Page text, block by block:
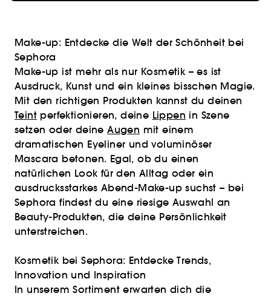
Make-up: Entdecke die Welt der Schönheit bei
Sephora
Make-up ist mehr als nur Kosmetik – es ist
Ausdruck, Kunst und ein kleines bisschen Magie.
Mit den richtigen Produkten kannst du deinen
Teint perfektionieren, deine Lippen in Szene
setzen oder deineAugen mit einem
dramatischen Eyeliner und voluminöser
Mascara betonen. Egal, ob du einen
natürlichen Look für den Alltag oder ein
ausdrucksstarkes Abend-Make-up suchst – bei
Sephora findest du eine riesige Auswahl an
Beauty-Produkten, die deine Persönlichkeit
unterstreichen.
Kosmetik bei Sephora: Entdecke Trends,
Innovation und Inspiration
In unserem Sortiment erwarten dich die